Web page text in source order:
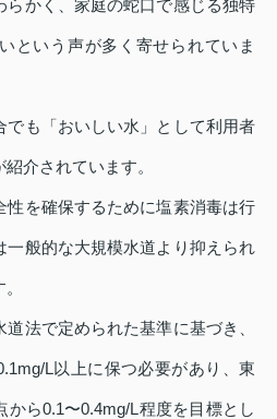
らかく、家庭の蛇口で感じる独特
という声が多く寄せられていま
でも「おいしい水」として利用者
介されています。
性を確保するために塩素消毒は行
一般的な大規模水道より抑えられ
法で定められた基準に基づき、
L以上に保つ必要があり、東
ら0.1〜0.4mg/L程度を目標とし